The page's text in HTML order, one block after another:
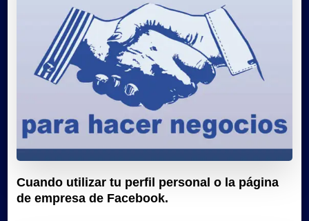
Cuando utilizar tu perfil personal o la página
de empresa de Facebook.